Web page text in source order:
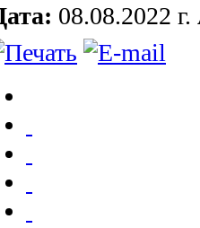
08.08.2022 г.